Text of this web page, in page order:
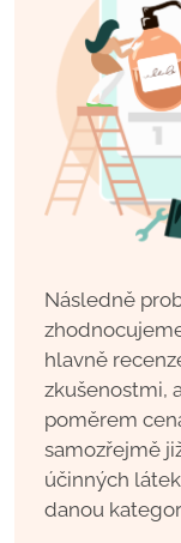
Následně
hlavně
zkušenostmi,
poměrem
samozřejmě
účinných
danou